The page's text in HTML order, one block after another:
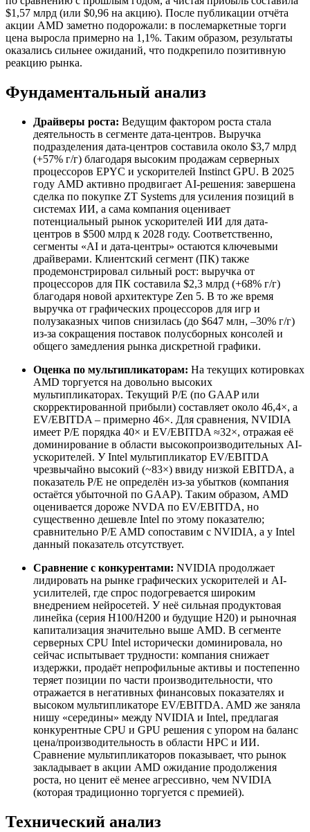
$1,57 млрд (или $0,96 на акцию). После публикации отчёта
акции AMD заметно подорожали: в послемаркетные торги
цена выросла примерно на 1,1%. Таким образом, результаты
оказались сильнее ожиданий, что подкрепило позитивную
реакцию рынка.
Фундаментальный анализ
Драйверы роста: Ведущим фактором роста стала
деятельность в сегменте дата-центров. Выручка
подразделения дата-центров составила около $3,7 млрд
(+57% г/г) благодаря высоким продажам серверных
процессоров EPYC и ускорителей Instinct GPU. В 2025
году AMD активно продвигает AI-решения: завершена
сделка по покупке ZT Systems для усиления позиций в
системах ИИ, а сама компания оценивает
потенциальный рынок ускорителей ИИ для дата-
центров в $500 млрд к 2028 году. Соответственно,
сегменты «AI и дата-центры» остаются ключевыми
драйверами. Клиентский сегмент (ПК) также
продемонстрировал сильный рост: выручка от
процессоров для ПК составила $2,3 млрд (+68% г/г)
благодаря новой архитектуре Zen 5. В то же время
выручка от графических процессоров для игр и
полузаказных чипов снизилась (до $647 млн, –30% г/г)
из-за сокращения поставок полусборных консолей и
общего замедления рынка дискретной графики.
Оценка по мультипликаторам: На текущих котировках
AMD торгуется на довольно высоких
мультипликаторах. Текущий P/E (по GAAP или
скорректированной прибыли) составляет около 46,4×, а
EV/EBITDA – примерно 46×. Для сравнения, NVIDIA
имеет P/E порядка 40× и EV/EBITDA ≈32×, отражая её
доминирование в области высокопроизводительных AI-
ускорителей. У Intel мультипликатор EV/EBITDA
чрезвычайно высокий (~83×) ввиду низкой EBITDA, а
показатель P/E не определён из-за убытков (компания
остаётся убыточной по GAAP). Таким образом, AMD
оценивается дороже NVDA по EV/EBITDA, но
существенно дешевле Intel по этому показателю;
сравнительно P/E AMD сопоставим с NVIDIA, а у Intel
данный показатель отсутствует.
Сравнение с конкурентами: NVIDIA продолжает
лидировать на рынке графических ускорителей и AI-
усилителей, где спрос подогревается широким
внедрением нейросетей. У неё сильная продуктовая
линейка (серия H100/H200 и будущие H20) и рыночная
капитализация значительно выше AMD. В сегменте
серверных CPU Intel исторически доминировала, но
сейчас испытывает трудности: компания снижает
издержки, продаёт непрофильные активы и постепенно
теряет позиции по части производительности, что
отражается в негативных финансовых показателях и
высоком мультипликаторе EV/EBITDA. AMD же заняла
нишу «середины» между NVIDIA и Intel, предлагая
конкурентные CPU и GPU решения с упором на баланс
цена/производительность в области HPC и ИИ.
Сравнение мультипликаторов показывает, что рынок
закладывает в акции AMD ожидание продолжения
роста, но ценит её менее агрессивно, чем NVIDIA
(которая традиционно торгуется с премией).
Технический анализ